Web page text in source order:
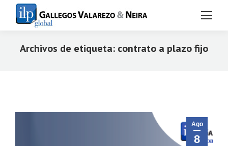
Archivos de etiqueta: contrato a plazo fijo
Ago
8